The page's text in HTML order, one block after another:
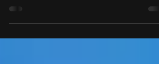
de Vacaciones Municipal de Invierno Un